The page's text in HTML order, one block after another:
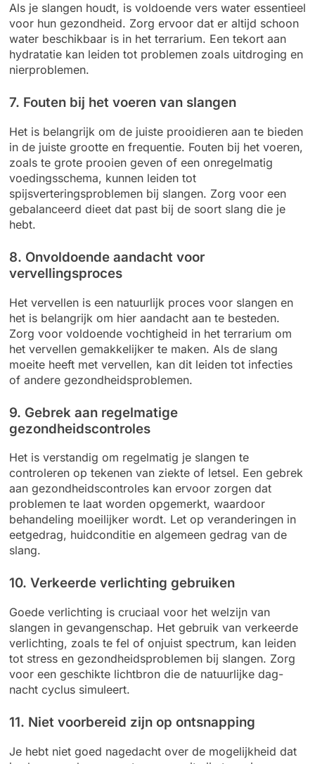
Als je slangen houdt, is voldoende vers water essentieel
voor hun gezondheid. Zorg ervoor dat er altijd schoon
water beschikbaar is in het terrarium. Een tekort aan
hydratatie kan leiden tot problemen zoals uitdroging en
nierproblemen.
7. Fouten bij het voeren van slangen
Het is belangrijk om de juiste prooidieren aan te bieden
in de juiste grootte en frequentie. Fouten bij het voeren,
zoals te grote prooien geven of een onregelmatig
voedingsschema, kunnen leiden tot
spijsverteringsproblemen bij slangen. Zorg voor een
gebalanceerd dieet dat past bij de soort slang die je
hebt.
8. Onvoldoende aandacht voor
vervellingsproces
Het vervellen is een natuurlijk proces voor slangen en
het is belangrijk om hier aandacht aan te besteden.
Zorg voor voldoende vochtigheid in het terrarium om
het vervellen gemakkelijker te maken. Als de slang
moeite heeft met vervellen, kan dit leiden tot infecties
of andere gezondheidsproblemen.
9. Gebrek aan regelmatige
gezondheidscontroles
Het is verstandig om regelmatig je slangen te
controleren op tekenen van ziekte of letsel. Een gebrek
aan gezondheidscontroles kan ervoor zorgen dat
problemen te laat worden opgemerkt, waardoor
behandeling moeilijker wordt. Let op veranderingen in
eetgedrag, huidconditie en algemeen gedrag van de
slang.
10. Verkeerde verlichting gebruiken
Goede verlichting is cruciaal voor het welzijn van
slangen in gevangenschap. Het gebruik van verkeerde
verlichting, zoals te fel of onjuist spectrum, kan leiden
tot stress en gezondheidsproblemen bij slangen. Zorg
voor een geschikte lichtbron die de natuurlijke dag-
nacht cyclus simuleert.
11. Niet voorbereid zijn op ontsnapping
Je hebt niet goed nagedacht over de mogelijkheid dat